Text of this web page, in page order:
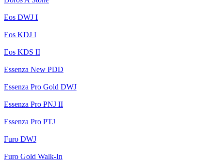
Eos DWJ I
Eos KDJ I
Eos KDS II
Essenza New PDD
Essenza Pro Gold DWJ
Essenza Pro PNJ II
Essenza Pro PTJ
Furo DWJ
Furo Gold Walk-In